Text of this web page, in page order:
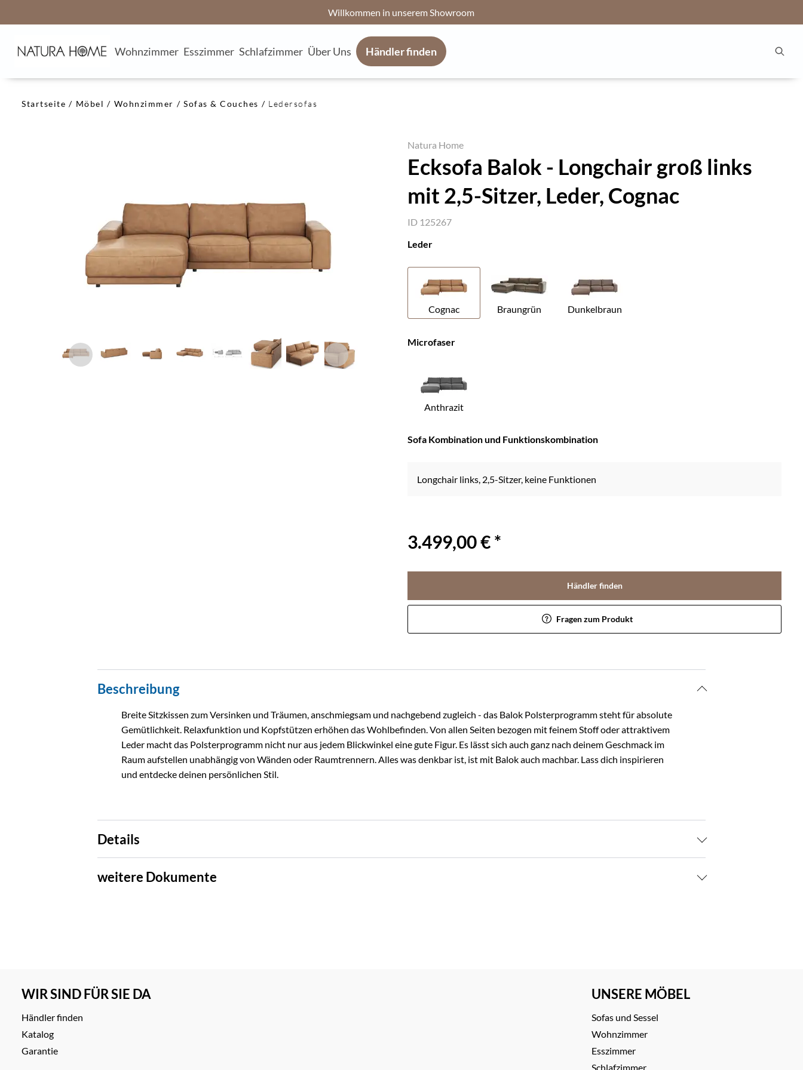
Willkommen in unserem Showroom
Wohnzimmer Esszimmer Schlafzimmer Über Uns Händler finden
Startseite Möbel Wohnzimmer Sofas & Couches Ledersofas
Natura Home
Ecksofa Balok - Longchair groß links
mit 2,5-Sitzer, Leder, Cognac
ID 125267
Leder
Cognac Braungrün Dunkelbraun
Microfaser
Anthrazit
Sofa Kombination und Funktionskombination
Longchair links, 2,5-Sitzer, keine Funktionen
3.499,00 € *
Händler finden
Fragen zum Produkt
Beschreibung
Breite Sitzkissen zum Versinken und Träumen, anschmiegsam und nachgebend zugleich - das Balok Polsterprogramm steht für absolute
Gemütlichkeit. Relaxfunktion und Kopfstützen erhöhen das Wohlbefinden. Von allen Seiten bezogen mit feinem Stoff oder attraktivem
Leder macht das Polsterprogramm nicht nur aus jedem Blickwinkel eine gute Figur. Es lässt sich auch ganz nach deinem Geschmack im
Raum aufstellen unabhängig von Wänden oder Raumtrennern. Alles was denkbar ist, ist mit Balok auch machbar. Lass dich inspirieren
und entdecke deinen persönlichen Stil.
Details
weitere Dokumente
WIR SIND FÜR SIE DA
Händler finden
Katalog
Garantie
UNSERE MÖBEL
Sofas und Sessel
Wohnzimmer
Esszimmer
Schlafzimmer